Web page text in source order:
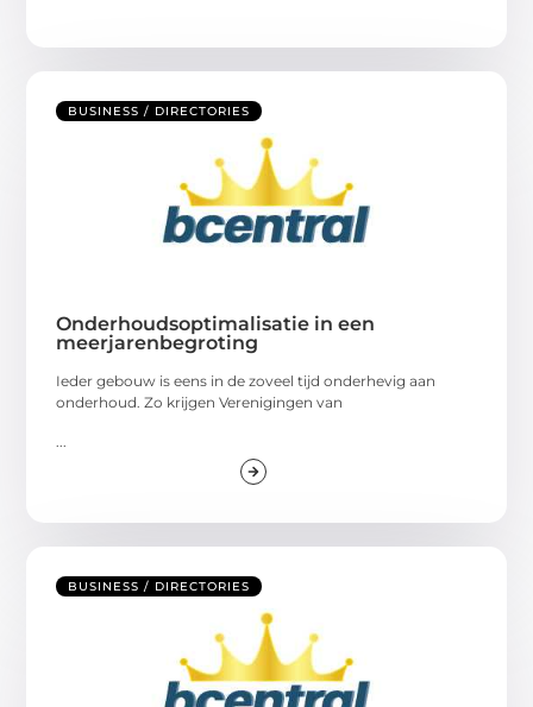
BUSINESS / DIRECTORIES
Onderhoudsoptimalisatie in een
meerjarenbegroting
Ieder gebouw is eens in de zoveel tijd onderhevig aan
onderhoud. Zo krijgen Verenigingen van
BUSINESS / DIRECTORIES